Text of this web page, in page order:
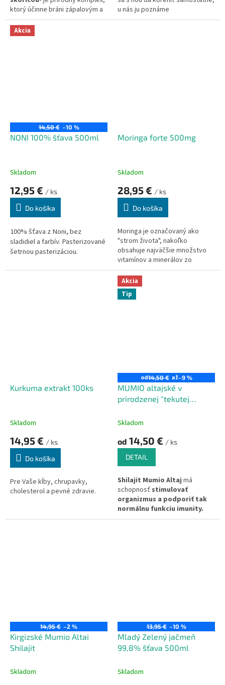
ktorý účinne bráni zápalovým a
infekčným procesom v kĺboch a
pomáha obnoviť pohyblivosť
kĺbov.
u nás ju poznáme
predovšetkým z rôznych kari
Akcia
14,50 € –10 %
NONI 100% šťava 500ml
Skladom
12,95 € / ks
Do košíka
100% šťava z Noni, bez
sladidiel a farbív. Pasterizované
šetrnou pasterizáciou.
Moringa forte 500mg
Skladom
28,95 € / ks
Do košíka
Moringa je označovaný ako
"strom života", nakoľko
obsahuje najväčšie množstvo
vitamínov a minerálov zo
všetkých rastlín na svete. Iné
názvy MORINGA OLEIFERA -
MALUNGGAY - MORINGA
OLEJODÁRNA.
Kurkuma extrakt 100ks
Skladom
14,95 € / ks
Do košíka
Pre Vaše kĺby, chrupavky,
cholesterol a pevné zdravie.
Akcia
Tip
od14,50 € až–9 %
MUMIO altajské v
prirodzenej "tekutej
Skladom
od 14,50 € / ks
DETAIL
Shilajit Mumio Altaj má
schopnosť stimulovať
organizmus a podporiť tak
normálnu funkciu imunity.
Teraz na trhu v "tekutej"
14,95 € –2 %
Kirgizské Mumio Altai
Shilajit
Skladom
13,95 € –10 %
Mladý Zelený jačmeň
99,8% šťava 500ml
Skladom